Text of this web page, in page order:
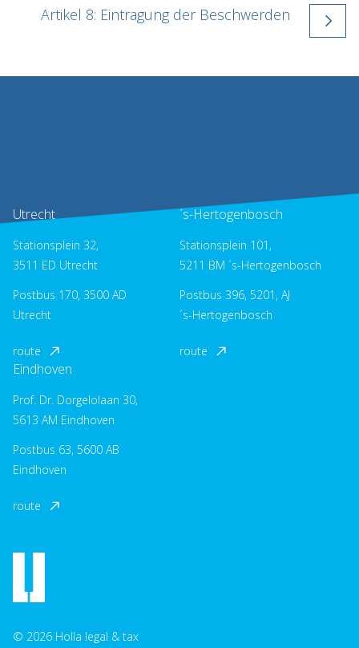
Artikel 8: Eintragung der Beschwerden
Utrecht
Stationsplein 32,
3511 ED Utrecht
Postbus 170, 3500 AD
Utrecht
route
´s-Hertogenbosch
Stationsplein 101,
5211 BM ´s-Hertogenbosch
Postbus 396, 5201, AJ
´s-Hertogenbosch
route
Eindhoven
Prof. Dr. Dorgelolaan 30,
5613 AM Eindhoven
Postbus 63, 5600 AB
Eindhoven
route
© 2026 Holla legal & tax